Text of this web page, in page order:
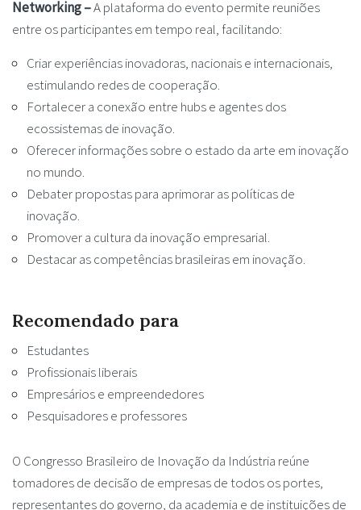
Networking –A plataforma do evento permite reuniões
entre os participantes em tempo real, facilitando:
Criar experiências inovadoras, nacionais e internacionais,
estimulando redes de cooperação.
Fortalecer a conexão entre hubs e agentes dos
ecossistemas de inovação.
Oferecer informações sobre o estado da arte em inovação
no mundo.
Debater propostas para aprimorar as políticas de
inovação.
Promover a cultura da inovação empresarial.
Destacar as competências brasileiras em inovação.
Recomendado para
Estudantes
Profissionais liberais
Empresários e empreendedores
Pesquisadores e professores
O Congresso Brasileiro de Inovação da Indústria reúne
tomadores de decisão de empresas de todos os portes,
representantes do governo, da academia e de instituições de